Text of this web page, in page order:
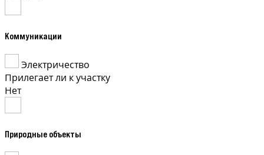
Коммуникации
Электричество
Прилегает ли к участку
Нет
Природные объекты